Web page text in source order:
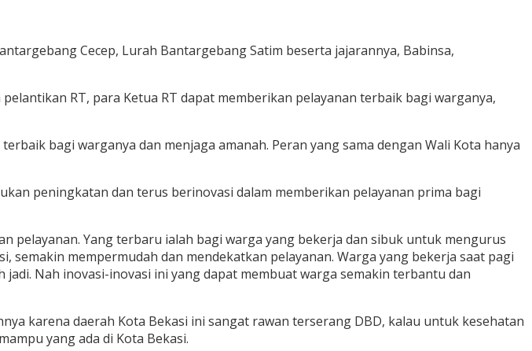
Cecep, Lurah Bantargebang Satim beserta jajarannya, Babinsa,
RT, para Ketua RT dapat memberikan pelayanan terbaik bagi warganya,
bagi warganya dan menjaga amanah. Peran yang sama dengan Wali Kota hanya
peningkatan dan terus berinovasi dalam memberikan pelayanan prima bagi
pelayanan. Yang terbaru ialah bagi warga yang bekerja dan sibuk untuk mengurus
semakin mempermudah dan mendekatkan pelayanan. Warga yang bekerja saat pagi
Nah inovasi-inovasi ini yang dapat membuat warga semakin terbantu dan
karena daerah Kota Bekasi ini sangat rawan terserang DBD, kalau untuk kesehatan
yang ada di Kota Bekasi.